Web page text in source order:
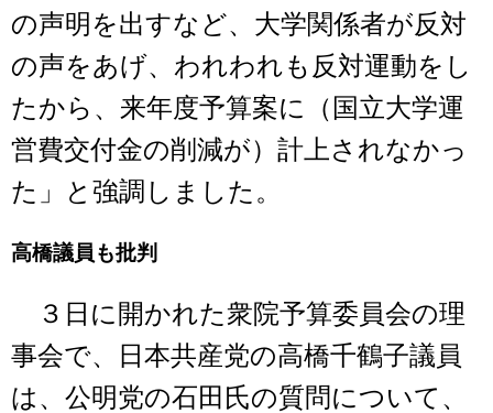
の声明を出すなど、大学関係者が反対
の声をあげ、われわれも反対運動をし
たから、来年度予算案に（国立大学運
営費交付金の削減が）計上されなかっ
た」と強調しました。
高橋議員も批判
３日に開かれた衆院予算委員会の理
事会で、日本共産党の高橋千鶴子議員
は、公明党の石田氏の質問について、